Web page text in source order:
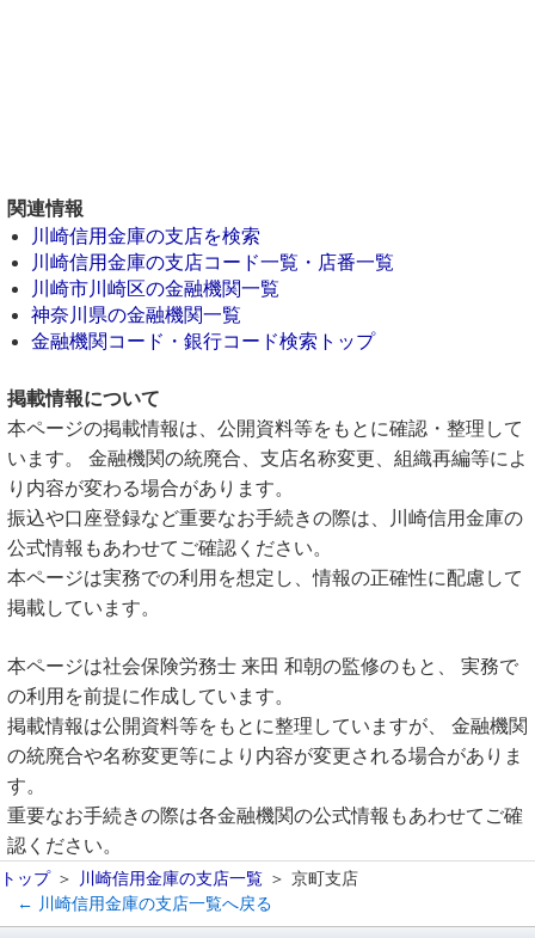
関連情報
川崎信用金庫の支店を検索
川崎信用金庫の支店コード一覧・店番一覧
川崎市川崎区の金融機関一覧
神奈川県の金融機関一覧
金融機関コード・銀行コード検索トップ
掲載情報について
本ページの掲載情報は、公開資料等をもとに確認・整理して
います。 金融機関の統廃合、支店名称変更、組織再編等によ
り内容が変わる場合があります。
振込や口座登録など重要なお手続きの際は、川崎信用金庫の
公式情報もあわせてご確認ください。
本ページは実務での利用を想定し、情報の正確性に配慮して
掲載しています。
本ページは社会保険労務士 来田 和朝の監修のもと、 実務で
の利用を前提に作成しています。
掲載情報は公開資料等をもとに整理していますが、 金融機関
の統廃合や名称変更等により内容が変更される場合がありま
す。
重要なお手続きの際は各金融機関の公式情報もあわせてご確
認ください。
トップ 川崎信用金庫の支店一覧
京町支店
← 川崎信用金庫の支店一覧へ戻る